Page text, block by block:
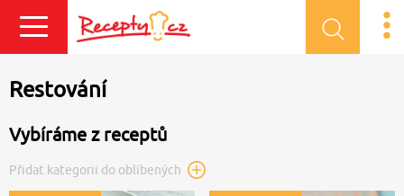
Přihlásit se
Restování
Vybíráme z receptů
Přidat kategorii do oblíbených